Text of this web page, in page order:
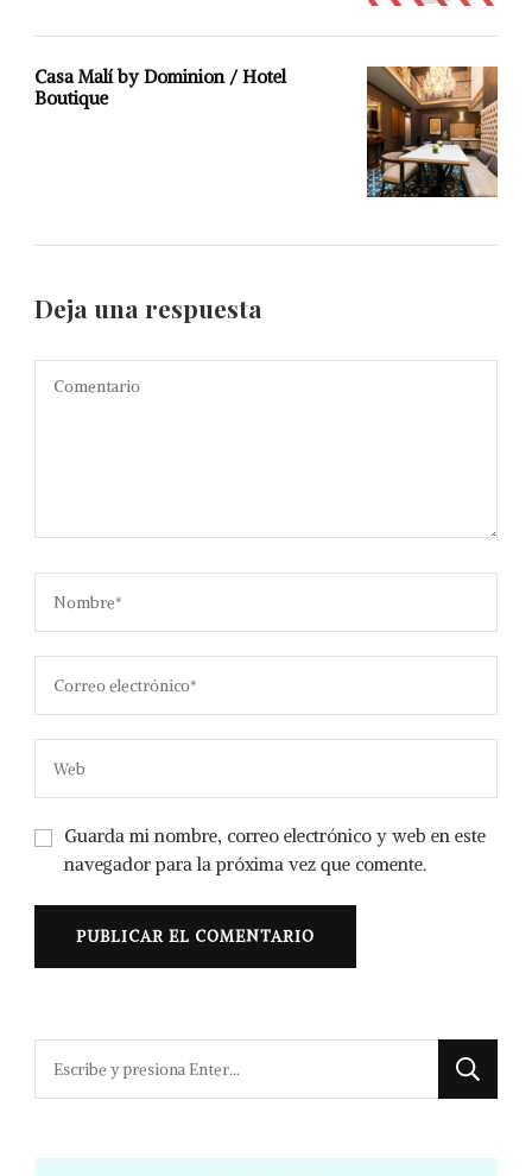
Casa Malí by Dominion / Hotel
Boutique
Deja una respuesta
Guarda mi nombre, correo electrónico y web en este
navegador para la próxima vez que comente.